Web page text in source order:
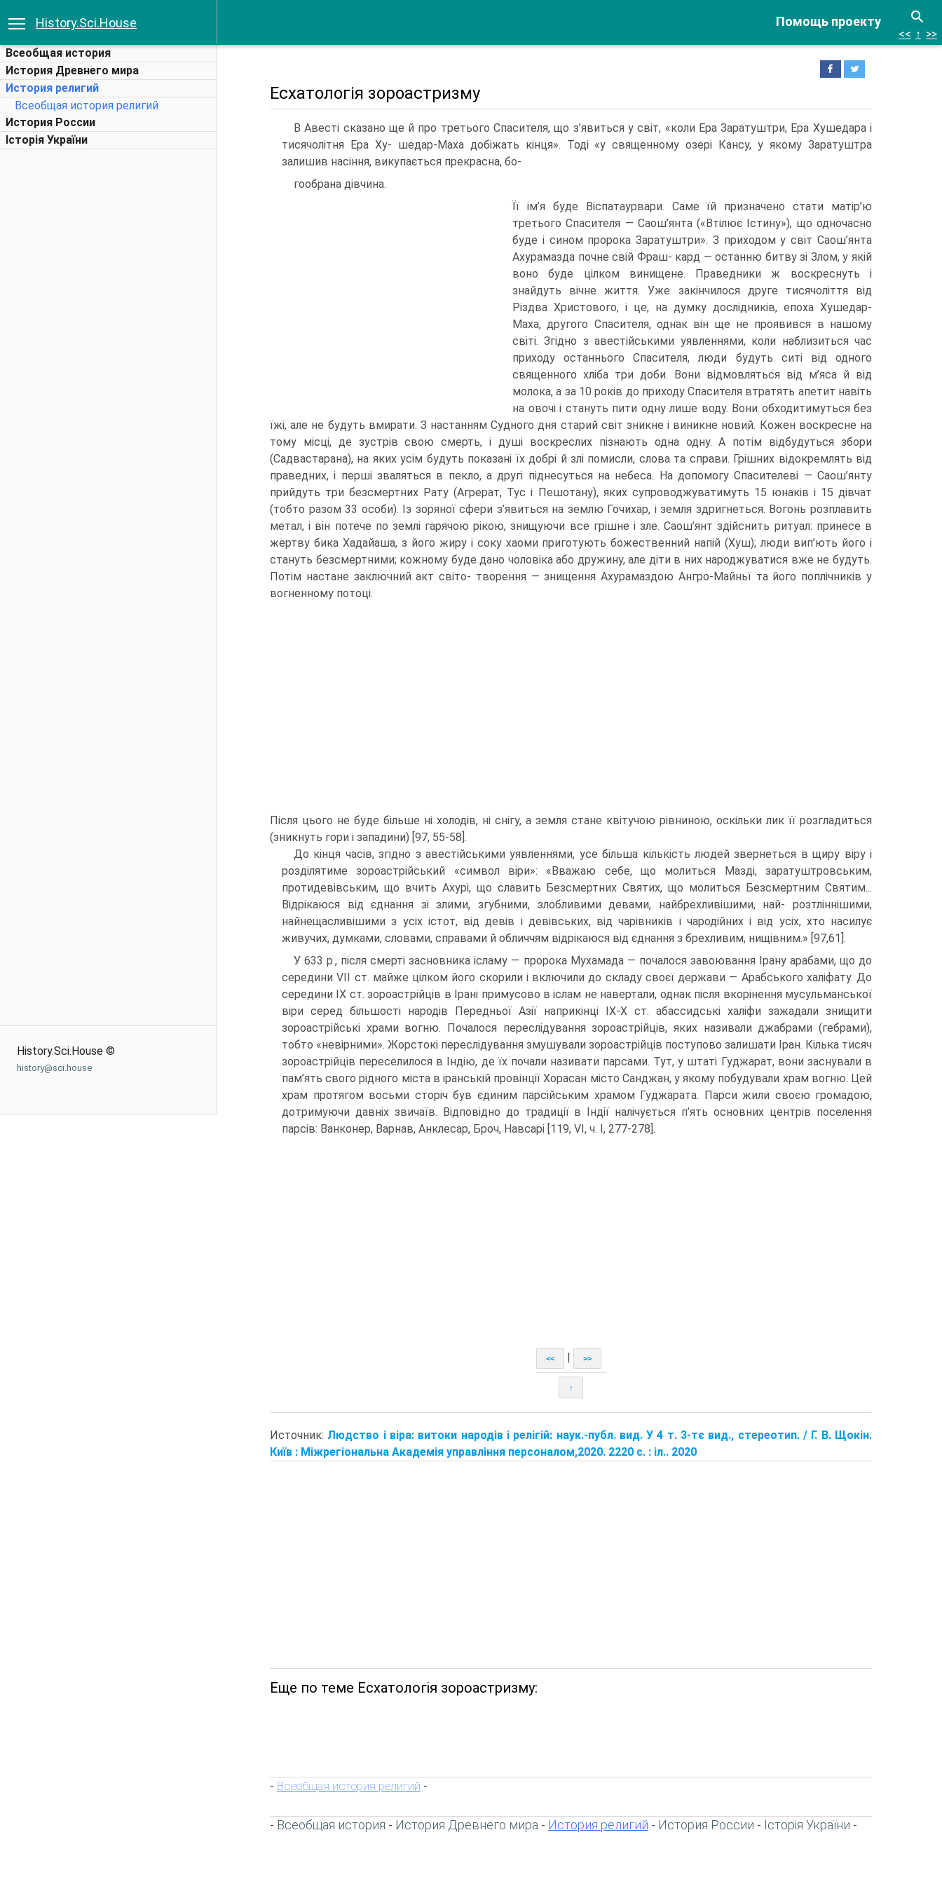
Помощь проекту
History.Sci.House
Всеобщая история
История Древнего мира
История религий
Всеобщая история религий
История России
Історія України
History.Sci.House ©
history@sci.house
<< ↑ >>
Есхатологія зороастризму
В Авесті сказано ще й про третього Спасителя, що з’явиться у світ, «коли Ера Заратуштри, Ера Хушедара і
тисячолітня Ера Ху- шедар-Маха добіжать кінця». Тоді «у священному озері Кансу, у якому Заратуштра
залишив насіння, викупається прекрасна, бо-
гообрана дівчина.
Її ім’я буде Віспатаурвари. Саме їй призначено стати матір’ю
третього Спасителя — Саош’янта («Втілює Істину»), що одночасно
буде і сином пророка Заратуштри». З приходом у світ Саош’янта
Ахурамазда почне свій Фраш- кард — останню битву зі Злом, у якій
воно буде цілком винищене. Праведники ж воскреснуть і
знайдуть вічне життя. Уже закінчилося друге тисячоліття від
Різдва Христового, і це, на думку дослідників, епоха Хушедар-
Маха, другого Спасителя, однак він ще не проявився в нашому
світі. Згідно з авестійськими уявленнями, коли наблизиться час
приходу останнього Спасителя, люди будуть ситі від одно­го
священного хліба три доби. Вони відмовляться від м’яса й від
молока, а за 10 років до приходу Спасителя втратять апетит навіть
на овочі і стануть пити одну лише воду. Вони обходитимуться без
їжі, але не будуть вмирати. З настанням Суд­ного дня старий світ зникне і виникне новий. Кожен воскресне на
тому місці, де зустрів свою смерть, і душі воскреслих пізнають одна одну. А потім відбудуться збори
(Садвастарана), на яких усім будуть показані їх добрі й злі помисли, слова та справи. Грішних відокремлять від
праведних, і перші зваляться в пекло, а другі піднесуться на небеса. На допомогу Спасителеві — Саош’янту
прийдуть три без­смертних Рату (Агрерат, Тус і Пешотану), яких супроводжуватимуть 15 юнаків і 15 дівчат
(тобто разом 33 особи). Із зоряної сфери з’явиться на землю Гочихар, і земля здригнеться. Вогонь розплавить
метал, і він потече по землі гарячою рікою, знищуючи все грішне і зле. Саош’янт здійснить ритуал: принесе в
жертву бика Хадайаша, з його жиру і соку хаоми приготують божественний напій (Хуш); люди вип’ють його і
стануть безсмертними; кожному буде дано чоловіка або дружину, але діти в них народжуватися вже не будуть.
Потім настане заключний акт світо- творення — знищення Ахурамаздою Ангро-Майньї та його поплічників у
вогнен­ному потоці.
Після цього не буде більше ні холодів, ні снігу, а земля стане квітучою рівниною, оскільки лик її розгладиться
(зникнуть гори і западини) [97, 55-58].
До кінця часів, згідно з авестійськими уявленнями, усе більша кількість лю­дей звернеться в щиру віру і
розділятиме зороастрійський «символ віри»: «Вважаю себе, що молиться Мазді, заратуштровським,
протидевівським, що вчить Ахурі, що славить Безсмертних Святих, що молиться Безсмертним Святим...
Відрікаю­ся від єднання зі злими, згубними, злобливими девами, найбрехливішими, най- розтліннішими,
найнещасливішими з усіх істот, від девів і девівських, від чарів­ників і чародійних і від усіх, хто насилує
живучих, думками, словами, справами й обличчям відрікаюся від єднання з брехливим, нищівним.» [97,61].
У 633 р., після смерті засновника ісламу — пророка Мухамада — по­чалося завоювання Ірану арабами, що до
середини VII ст. майже цілком його скорили і включили до складу своєї держави — Арабсь­кого халіфату. До
середини IX ст. зороастрійців в Ірані примусово в іслам не навертали, однак після вкорінення мусульманської
віри серед більшості народів Передньої Азії наприкінці IX-X ст. абассидські халіфи зажадали знищити
зороастрійські храми вогню. Почалося переслідування зо­роастрійців, яких називали джабрами (гебрами),
тобто «невірними». Жорстокі переслідування змушували зороастрійців поступово залишати Іран. Кілька тисяч
зороастрійців переселилося в Індію, де їх почали називати парсами. Тут, у штаті Гуджарат, вони заснували в
пам’ять свого рідного міста в іранській провінції Хо­расан місто Санджан, у якому побудували храм вогню. Цей
храм протягом восьми сторіч був єдиним парсійським храмом Гуджарата. Парси жили своєю громадою,
дотримуючи давніх звичаїв. Відповідно до традиції в Індії налічується п’ять основ­них центрів поселення
парсів: Ванконер, Варнав, Анклесар, Броч, Навсарі [119, VI, ч. I, 277-278].
<< >>
↑
Источник: Людство і віра: витоки народів і релігій: наук.-публ. вид. У 4 т. 3-тє вид., стереотип. / Г. В. Щокін.
Київ : Міжрегіональна Академія управління персоналом,2020. 2220 с. : іл.. 2020
Еще по теме Есхатологія зороастризму:
- Всеобщая история религий -
- Всеобщая история - История Древнего мира - История религий - История России - Історія України -